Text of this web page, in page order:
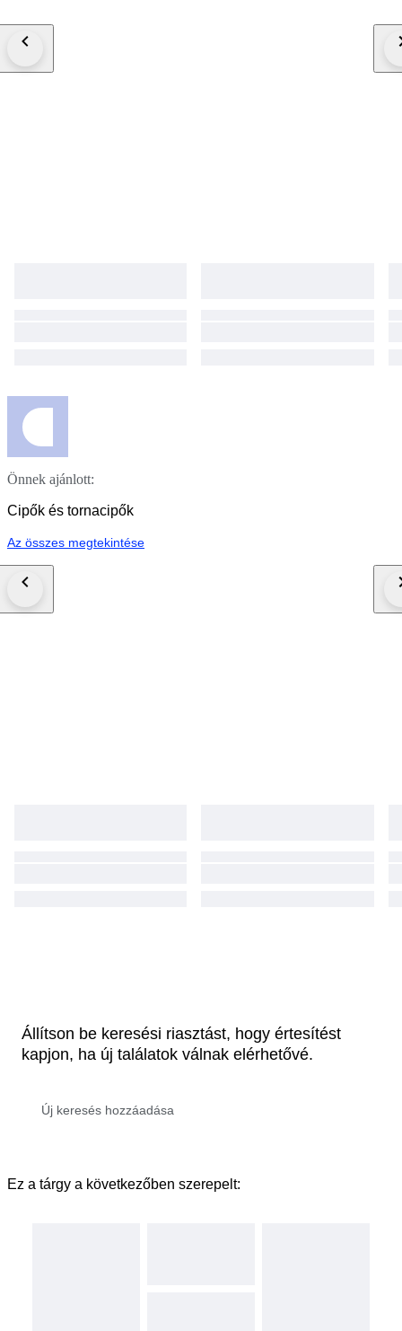
Önnek ajánlott:
Cipők és tornacipők
Az összes megtekintése
Állítson be keresési riasztást, hogy értesítést
kapjon, ha új találatok válnak elérhetővé.
Ez a tárgy a következőben szerepelt: